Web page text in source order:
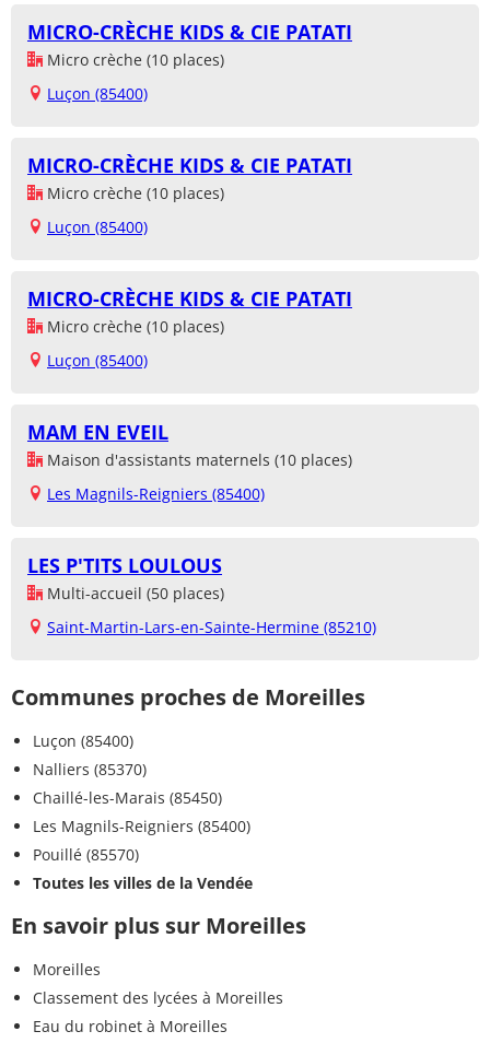
MICRO-CRÈCHE KIDS & CIE PATATI
Micro crèche (10 places)
Luçon (85400)
MICRO-CRÈCHE KIDS & CIE PATATI
Micro crèche (10 places)
Luçon (85400)
MICRO-CRÈCHE KIDS & CIE PATATI
Micro crèche (10 places)
Luçon (85400)
MAM EN EVEIL
Maison d'assistants maternels (10 places)
Les Magnils-Reigniers (85400)
LES P'TITS LOULOUS
Multi-accueil (50 places)
Saint-Martin-Lars-en-Sainte-Hermine (85210)
Communes proches de Moreilles
Luçon (85400)
Nalliers (85370)
Chaillé-les-Marais (85450)
Les Magnils-Reigniers (85400)
Pouillé (85570)
Toutes les villes de la Vendée
En savoir plus sur Moreilles
Moreilles
Classement des lycées à Moreilles
Eau du robinet à Moreilles